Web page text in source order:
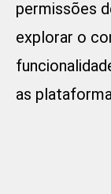
permissões
explorar o
as